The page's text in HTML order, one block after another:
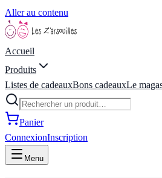
Aller au contenu
Accueil
Produits
Listes de cadeauxBons cadeauxLe
Panier
ConnexionInscription
Menu